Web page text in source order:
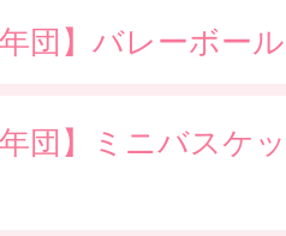
団】バレーボー
年団】ミニバスケ